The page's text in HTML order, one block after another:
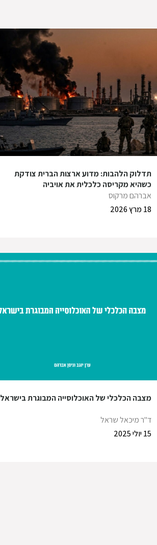
תדלוק הלהבות: מדוע ארצות הברית צודקת
כשהיא מקריסה כלכלית את אויביה
אברהם מרקוס
18 מרץ 2026
מצבה הכלכלי של האוכלוסייה המבוגרת בישראל
ד"ר מיכאל שראל
15 יולי 2025